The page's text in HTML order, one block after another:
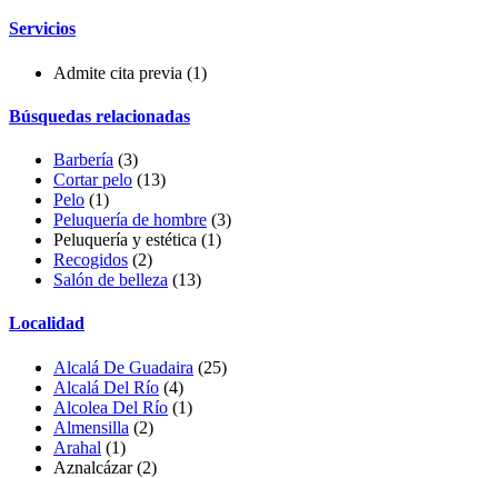
Servicios
Admite cita previa (1)
Búsquedas relacionadas
Barbería (3)
Cortar pelo (13)
Pelo (1)
Peluquería de hombre (3)
Peluquería y estética (1)
Recogidos (2)
Salón de belleza (13)
Localidad
Alcalá De Guadaira (25)
Alcalá Del Río (4)
Alcolea Del Río (1)
Almensilla (2)
Arahal (1)
Aznalcázar(2)